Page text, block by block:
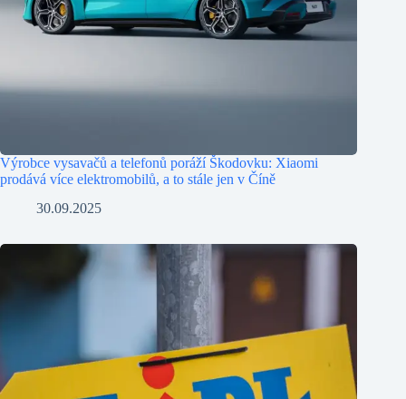
Výrobce vysavačů a telefonů poráží Škodovku: Xiaomi
prodává více elektromobilů, a to stále jen v Číně
30.09.2025